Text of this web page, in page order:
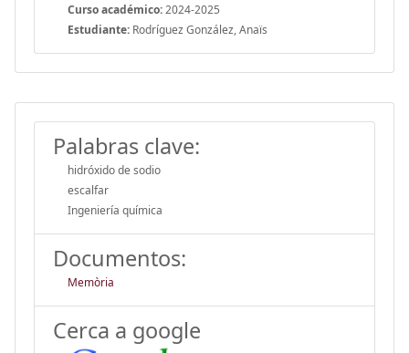
Curso académico:2024-2025
Estudiante: Rodríguez González, Anaïs
Palabras clave:
hidróxido de sodio
escalfar
Ingeniería química
Documentos:
Memòria
Cerca a google